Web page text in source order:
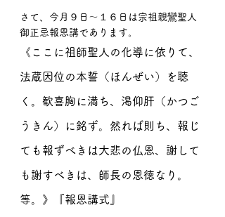
さて、今月９日〜１６日は宗祖親鸞聖人
御正忌報恩講であります。
《ここに祖師聖人の化導に依りて、
法蔵因位の本誓（ほんぜい）を聴
く。歓喜胸に満ち、渇仰肝（かつご
うきん）に銘ず。然れば則ち、報じ
ても報ずべきは大悲の仏恩、謝して
も謝すべきは、師長の恩徳なり。
等。》『報恩講式』